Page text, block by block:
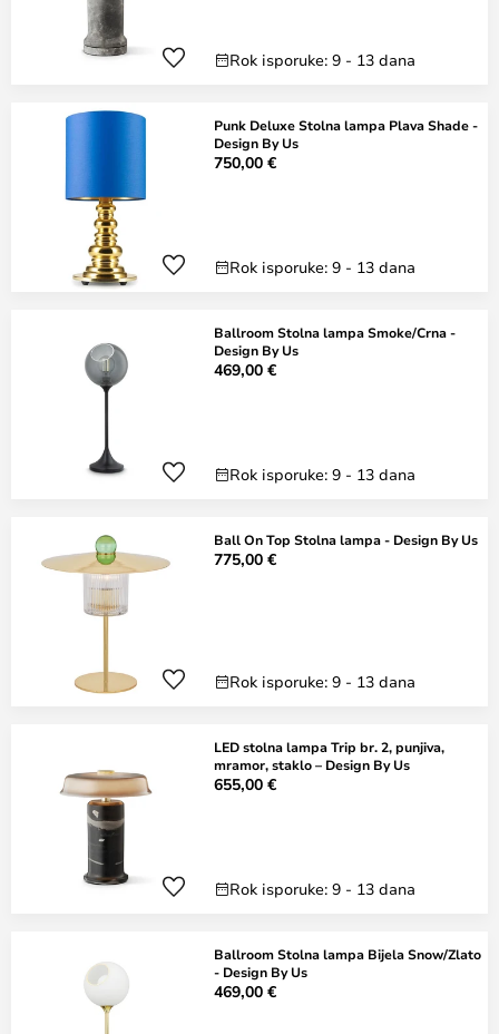
Rok isporuke: 9 - 13 dana
Punk Deluxe Stolna lampa Plava Shade -
Design By Us
750,00 €
Rok isporuke: 9 - 13 dana
Ballroom Stolna lampa Smoke/Crna -
Design By Us
469,00 €
Rok isporuke: 9 - 13 dana
Ball On Top Stolna lampa - Design By Us
775,00 €
Rok isporuke: 9 - 13 dana
LED stolna lampa Trip br. 2, punjiva,
mramor, staklo – Design By Us
655,00 €
Rok isporuke: 9 - 13 dana
Ballroom Stolna lampa Bijela Snow/Zlato
- Design By Us
469,00 €